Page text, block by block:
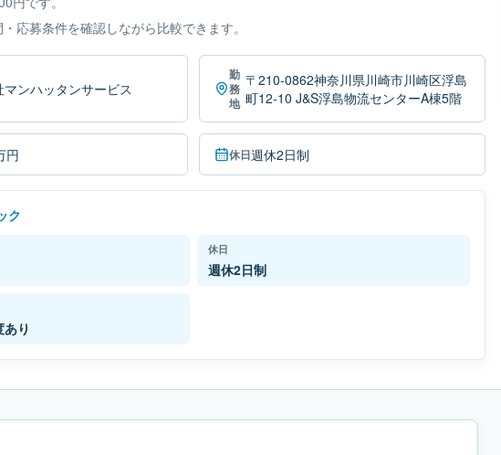
応募条件を確認しながら比較できます。
マンハッタンサービス
勤
務
地
〒210-0862神奈川県川崎市川崎区浮島
町12-10 J&S浮島物流センターA棟5階
円 休日週休2日制
ク
休日
週休2日制
り